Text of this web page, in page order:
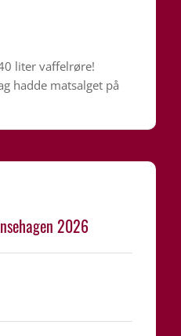
liter vaffelrøre!
hadde matsalget på
2026